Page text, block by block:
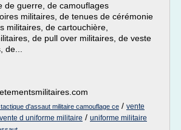
de guerre, de camouflages
militaires, de tenues de cérémonie
militaires, de cartouchière,
de pull over militaires, de veste
d'assaut militaire camouflage ce / vente
vente d uniforme militaire / uniforme militaire